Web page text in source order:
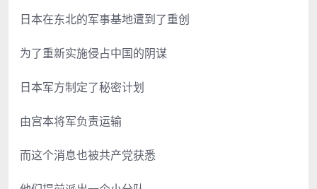
日本在东北的军事基地遭到了重创
为了重新实施侵占中国的阴谋
日本军方制定了秘密计划
由宫本将军负责运输
而这个消息也被共产党获悉